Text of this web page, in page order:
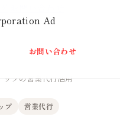
Ad
お問い合わせ
プの営業代行活用
プ 営業代行